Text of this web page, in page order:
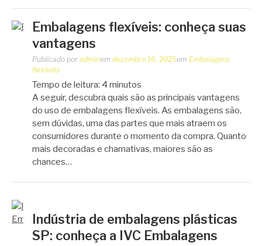
Embalagens flexíveis: conheça suas
vantagens
Publicado por adminem dezembro 16, 2025em Embalagens
flexíveis
Tempo de leitura: 4 minutos
A seguir, descubra quais são as principais vantagens
do uso de embalagens flexíveis. As embalagens são,
sem dúvidas, uma das partes que mais atraem os
consumidores durante o momento da compra. Quanto
mais decoradas e chamativas, maiores são as
chances…
Indústria de embalagens plásticas
SP: conheça a IVC Embalagens